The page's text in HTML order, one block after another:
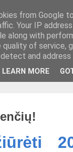
from Google
Your IP
along with
of service,
and address
LEARN MORE